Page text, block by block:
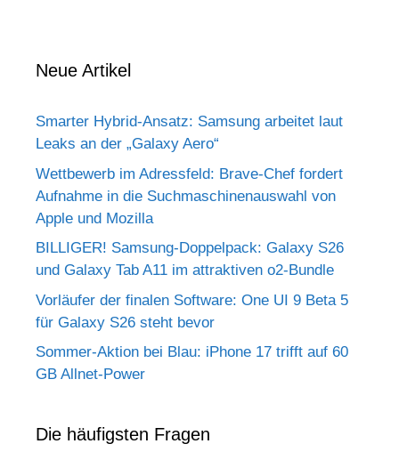
Neue Artikel
Smarter Hybrid-Ansatz: Samsung arbeitet laut
Leaks an der „Galaxy Aero“
Wettbewerb im Adressfeld: Brave-Chef fordert
Aufnahme in die Suchmaschinenauswahl von
Apple und Mozilla
BILLIGER! Samsung-Doppelpack: Galaxy S26
und Galaxy Tab A11 im attraktiven o2-Bundle
Vorläufer der finalen Software: One UI 9 Beta 5
für Galaxy S26 steht bevor
Sommer-Aktion bei Blau: iPhone 17 trifft auf 60
GB Allnet-Power
Die häufigsten Fragen